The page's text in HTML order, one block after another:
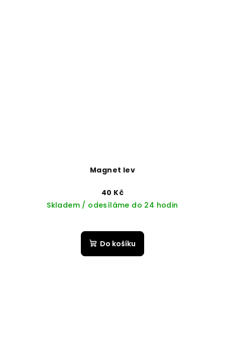
Magnet lev
40 Kč
Skladem / odesíláme do 24 hodin
Do košíku